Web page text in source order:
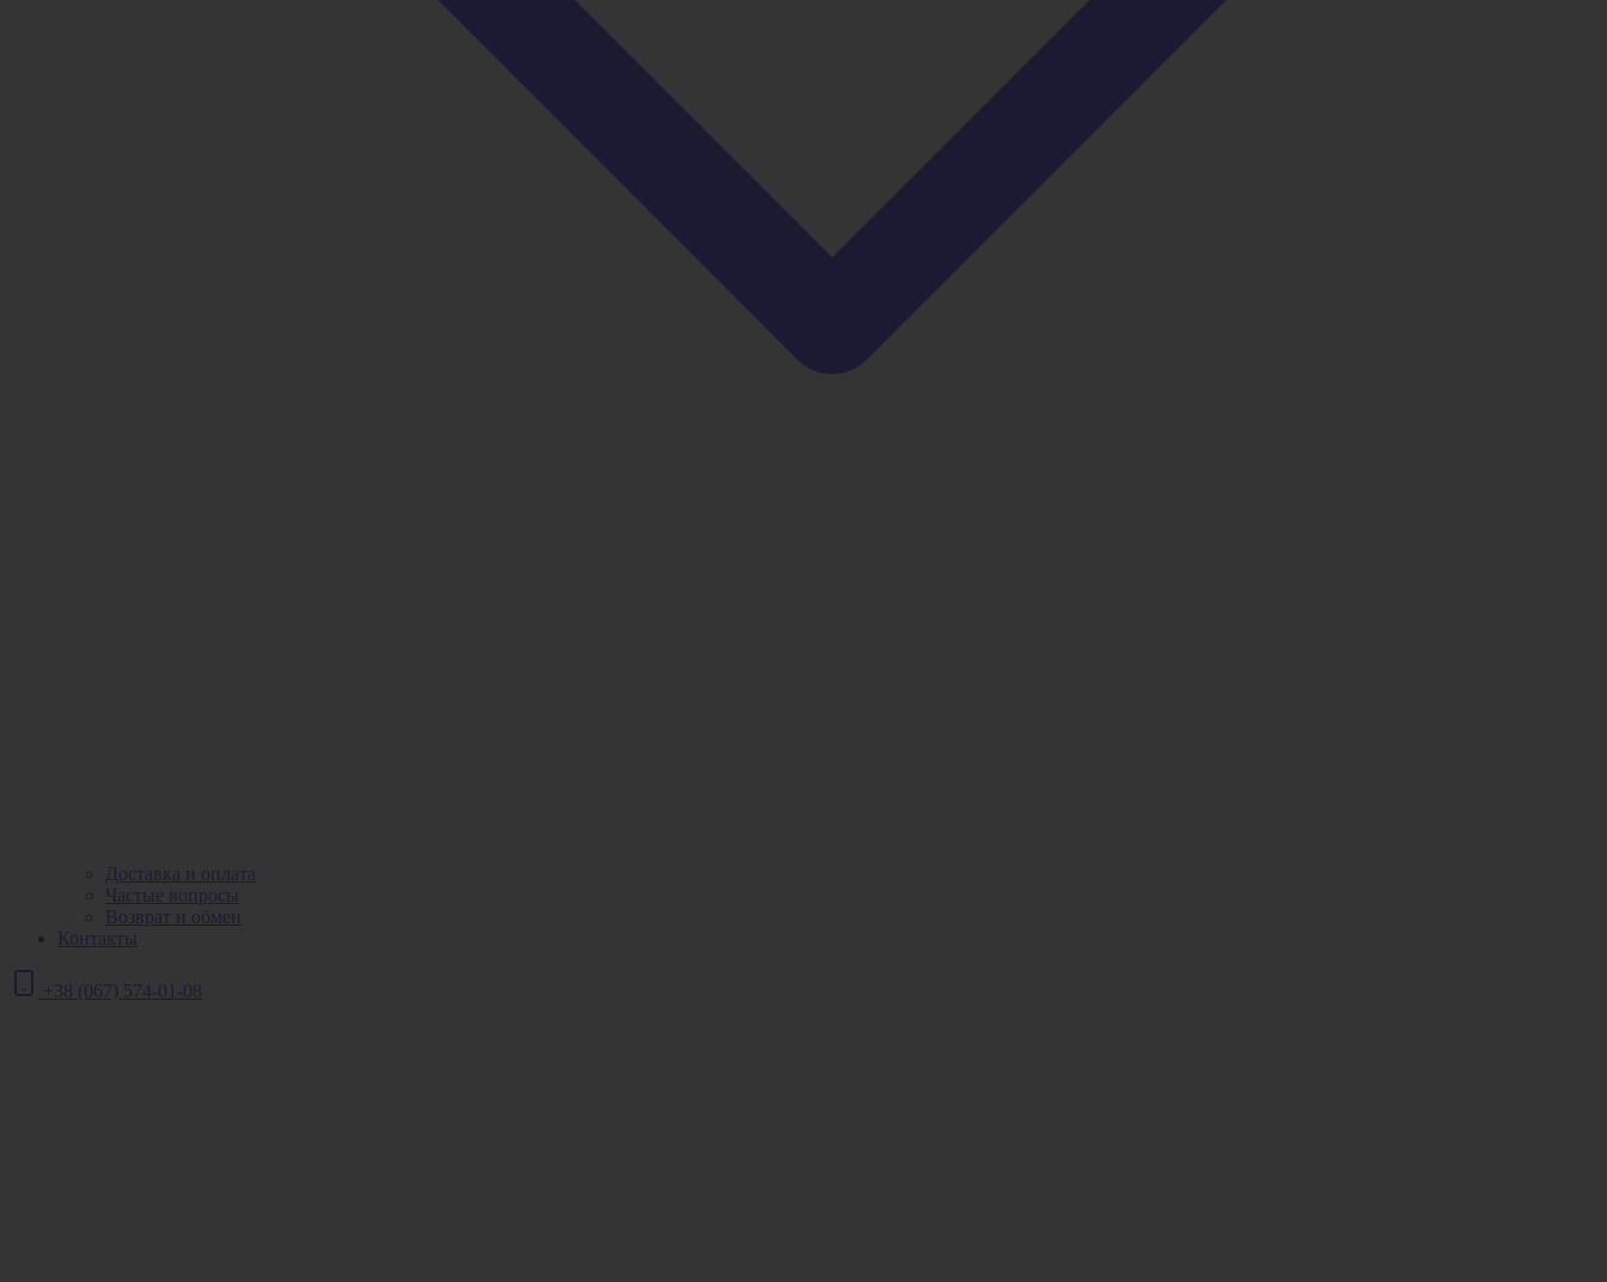
Доставка и оплата
Частые вопросы
Возврат и обмен
Контакты
+38 (067) 574-01-08